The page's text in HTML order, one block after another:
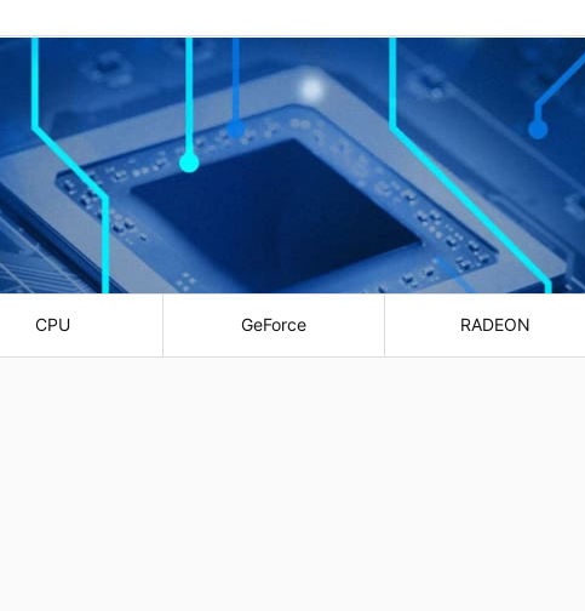
CPU GeForce RADEON